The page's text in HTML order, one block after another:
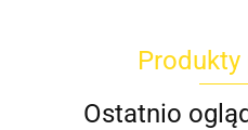
Ostatnio